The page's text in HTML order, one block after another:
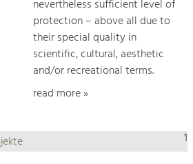
nevertheless sufficient level of
protection – above all due to
their special quality in
scientific, cultural, aesthetic
and/or recreational terms.
read more »
1